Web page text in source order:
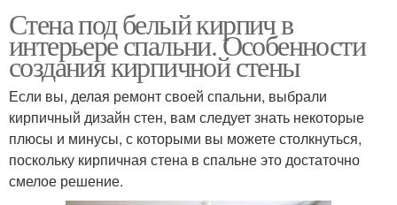
Стена под белый кирпич в
интерьере спальни. Особенности
создания кирпичной стены
Если вы, делая ремонт своей спальни, выбрали
кирпичный дизайн стен, вам следует знать некоторые
плюсы и минусы, с которыми вы можете столкнуться,
поскольку кирпичная стена в спальне это достаточно
смелое решение.